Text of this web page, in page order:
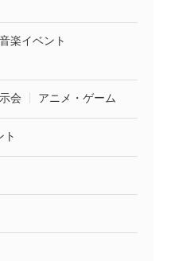
楽イベント
会 アニメ・ゲーム
ト